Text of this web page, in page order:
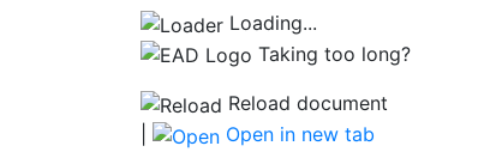
Loading...
Taking too long?
Reload document
Open in new tab